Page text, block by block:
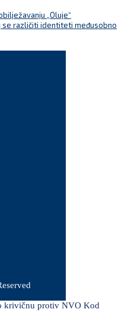
„Oluje“
se različiti identiteti međusobno
krivičnu protiv NVO Kod